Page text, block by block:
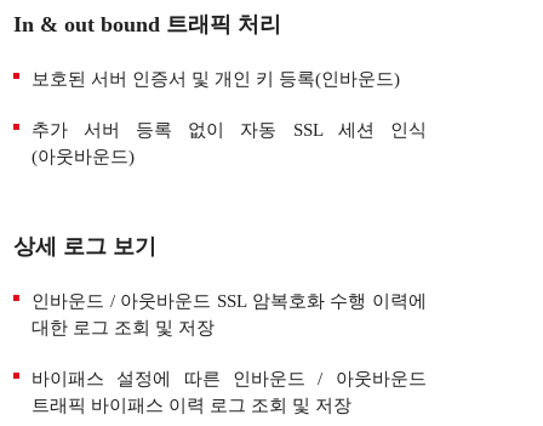
In & out bound 트래픽 처리
보호된 서버 인증서 및 개인 키 등록(인바운드)
추가 서버 등록 없이 자동 SSL 세션 인식
(아웃바운드)
상세 로그 보기
인바운드 / 아웃바운드 SSL 암복호화 수행 이력에
대한 로그 조회 및 저장
바이패스 설정에 따른 인바운드 / 아웃바운드
트래픽 바이패스 이력 로그 조회 및 저장